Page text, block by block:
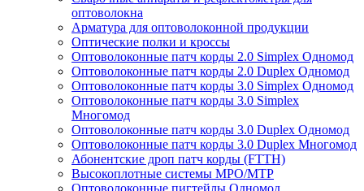
оптоволокна
Арматура для оптоволоконной продукции
Оптические полки и кроссы
Оптоволоконные патч корды 2.0 Simplex Одномод
Оптоволоконные патч корды 2.0 Duplex Одномод
Оптоволоконные патч корды 3.0 Simplex Одномод
Оптоволоконные патч корды 3.0 Simplex
Многомод
Оптоволоконные патч корды 3.0 Duplex Одномод
Оптоволоконные патч корды 3.0 Duplex Многомод
Абонентские дроп патч корды (FTTH)
Высокоплотные системы MPO/MTP
Оптоволоконные пигтейлы Одномод